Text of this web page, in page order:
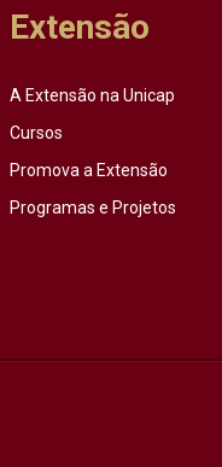
Extensão
A Extensão na Unicap
Cursos
Promova a Extensão
Programas e Projetos